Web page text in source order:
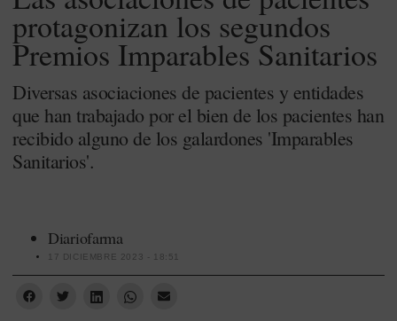
protagonizan los segundos
Premios Imparables Sanitarios
Diversas asociaciones de pacientes y entidades
que han trabajado por el bien de los pacientes han
recibido alguno de los galardones 'Imparables
Sanitarios'.
Diariofarma
17 DICIEMBRE 2023 - 18:51